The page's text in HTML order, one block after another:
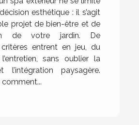
esthétique : il s’agit
projet de bien-être et de
de votre jardin. De
entrent en jeu, du
sans oublier la
l’intégration paysagère.